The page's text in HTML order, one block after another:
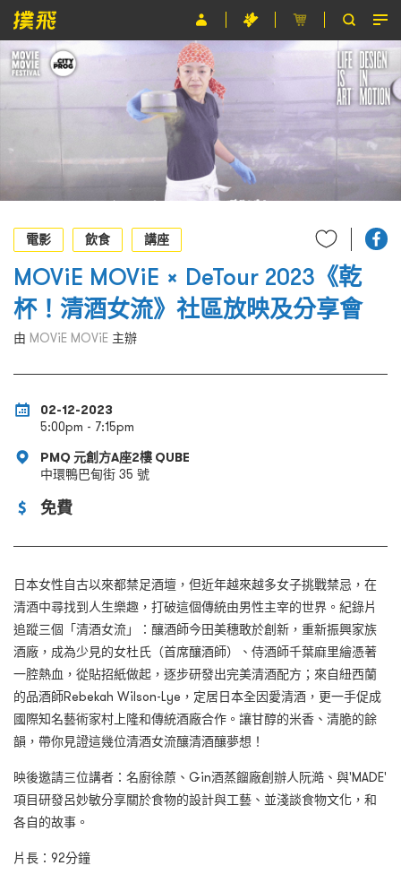
節目
主辦單位
條款及細則
EN
電影
飲食 講座
MOViE MOViE × DeTour 2023《乾
杯！清酒女流》社區放映及分享會
由 MOViE MOViE 主辦
02-12-2023
5:00pm - 7:15pm
PMQ 元創方A座2樓 QUBE
中環鴨巴甸街 35 號
免費
日本女性自古以來都禁足酒壇，但近年越來越多女子挑戰禁忌，在
清酒中尋找到人生樂趣，打破這個傳統由男性主宰的世界。紀錄片
追蹤三個「清酒女流」：釀酒師今田美穗敢於創新，重新振興家族
酒廠，成為少見的女杜氏（首席釀酒師）、侍酒師千葉麻里繪憑著
一腔熱血，從貼招紙做起，逐步研發出完美清酒配方；來自紐西蘭
的品酒師Rebekah Wilson-Lye，定居日本全因愛清酒，更一手促成
國際知名藝術家村上隆和傳統酒廠合作。讓甘醇的米香、清脆的餘
韻，帶你見證這幾位清酒女流釀清酒釀夢想！
映後邀請三位講者：名廚徐蒝、Gin酒蒸餾廠創辦人阮澔、與'MADE'
項目研發呂妙敏分享關於食物的設計與工藝、並淺談食物文化，和
各自的故事。
片長：92分鐘